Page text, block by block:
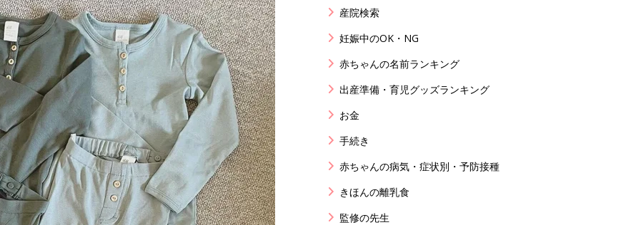
e
産院検索
妊娠中のOK・NG
赤ちゃんの名前ランキング
出産準備・育児グッズランキング
お金
手続き
赤ちゃんの病気・症状別・予防接種
きほんの離乳食
監修の先生